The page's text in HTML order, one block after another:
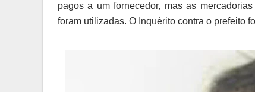
pagos a um fornecedor, mas as
foram utilizadas. O Inquérito contra o prefeito